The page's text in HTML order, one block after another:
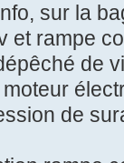
sur la
et rampe
de
de